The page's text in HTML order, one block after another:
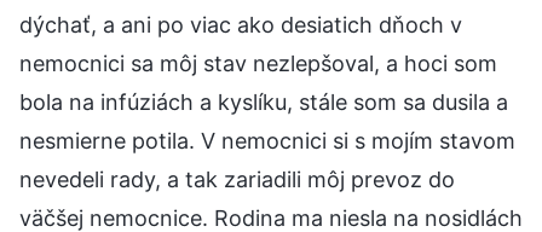
dýchať, a ani po viac ako desiatich dňoch v
nemocnici sa môj stav nezlepšoval, a hoci som
bola na infúziách a kyslíku, stále som sa dusila a
nesmierne potila. V nemocnici si s mojím stavom
nevedeli rady, a tak zariadili môj prevoz do
väčšej nemocnice. Rodina ma niesla na nosidlách